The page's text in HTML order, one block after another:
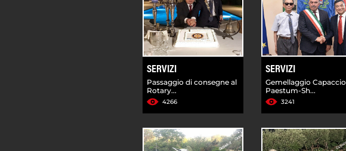
SERVIZI
Passaggio di consegne al
Rotary...
4266
SERVIZI
Gemellaggio Capaccio
Paestum-Sh...
3241